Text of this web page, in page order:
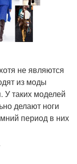
не являются
из моды
У таких моделей
делают ноги
период в них